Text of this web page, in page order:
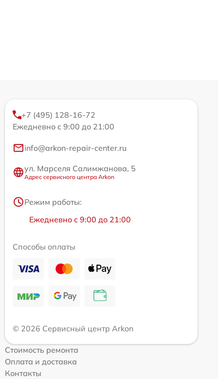
+7 (495) 128-16-72
Ежедневно с 9:00 до 21:00
info@arkon-repair-center.ru
ул. Марселя Салимжанова, 5
Адрес сервисного центра Arkon
Режим работы:
Ежедневно с 9:00 до 21:00
Способы оплаты
© 2026 Сервисный центр Arkon
Стоимость ремонта
Оплата и доставка
Контакты